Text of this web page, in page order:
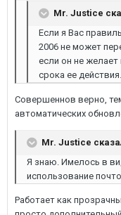
Mr. Justice
Если я Вас
2006 не может
если он не
срока ее действия.
Совершеннов верно,
автоматических
Mr. Justice
Я знаю. Имелось в
использование
Работает как